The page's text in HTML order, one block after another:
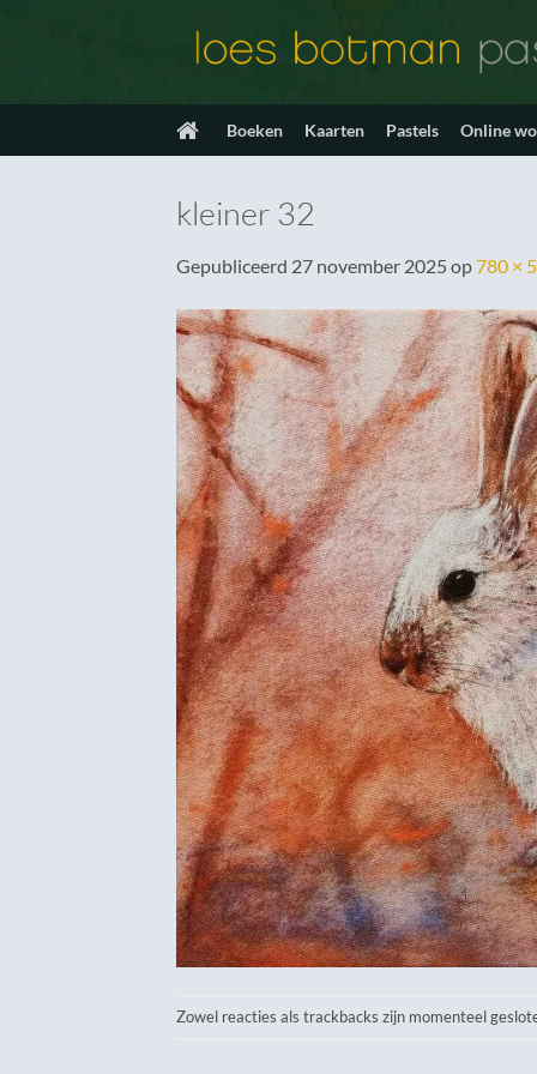
Boeken Kaarten Pastels Online
kleiner 32
Gepubliceerd 27 november 2025 op780 ×
Zowel reacties als trackbacks zijn momenteel